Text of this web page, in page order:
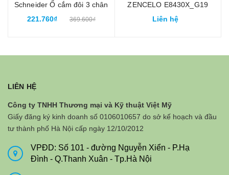
Schneider Ổ cắm đôi 3 chân
Zencelo màu ghi xám
221.760₫ 369.600₫
ZENCELO E8430X_G19
màu xám bạc
Liên hệ
LIÊN HỆ
Công ty TNHH Thương mại và Kỹ thuật Việt Mỹ
Giấy đăng ký kinh doanh số 0106010657 do sở kế hoạch và đầu
tư thành phố Hà Nội cấp ngày 12/10/2012
VPĐD: Số 101 - đường Nguyễn Xiển - P.Hạ
Đình - Q.Thanh Xuân - Tp.Hà Nội